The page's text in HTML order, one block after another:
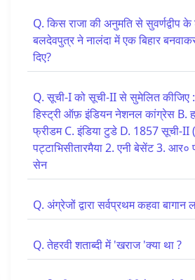
Q. किस राजा की अनुमति से सुवर्णद्वीप के
बलदेवपुत्र ने नालंदा में एक बिहार
दिए?
Q. सूची-I को सूची-II से सुमेलित कीजिए
हिस्ट्री ऑफ़ इंडियन नेशनल कांग्रेस B.
फ्रीडम C. इंडिया टुडे D. 1857 सूची-
पट्टाभिसीतारमैया 2. एनी बेसेंट 3. आर०
सेन
Q. अंग्रेजों द्वारा सर्वप्रथम कहवा
Q. तेहरवी शताब्दी में 'खराज 'क्या था ?